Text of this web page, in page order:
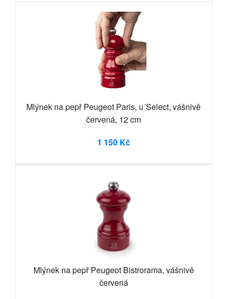
Mlýnek na pepř Peugeot Paris, u´Select, vášnivě
červená, 12 cm
1 150 Kč
Mlýnek na pepř Peugeot Bistrorama, vášnivě
červená